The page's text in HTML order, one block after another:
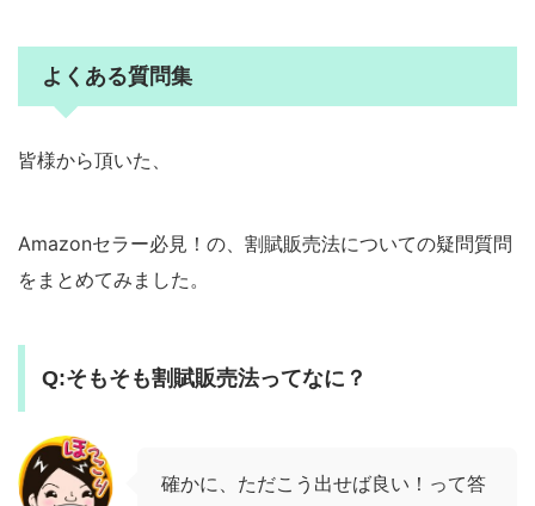
よくある質問集
皆様から頂いた、
Amazonセラー必見！の、割賦販売法についての疑問質問
をまとめてみました。
Q:そもそも割賦販売法ってなに？
確かに、ただこう出せば良い！って答